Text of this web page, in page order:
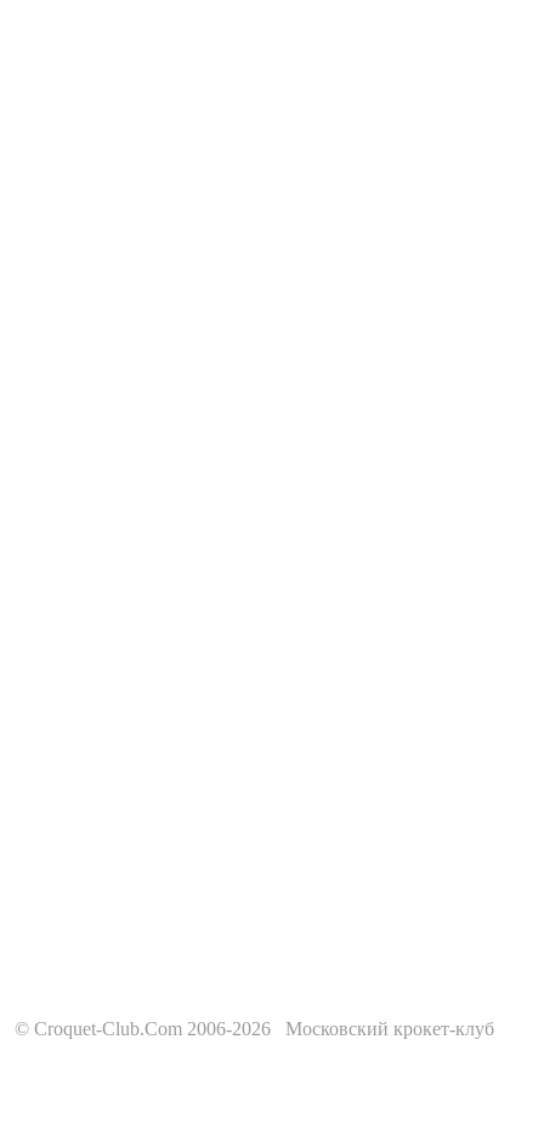
© Croquet-Club.Com 2006-2026 Московский крокет-клуб